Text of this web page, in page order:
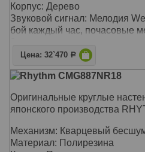
Корпус: Дерево
Звуковой сигнал: Мелодия
бой каждый час, почасовые
Размер: 50 х 50 х 9 см
Цена: 32`470 Р
Rhythm CMG887NR18
Оригинальные круглые
японского производства
Механизм: Кварцевый
Материал: Полирезина